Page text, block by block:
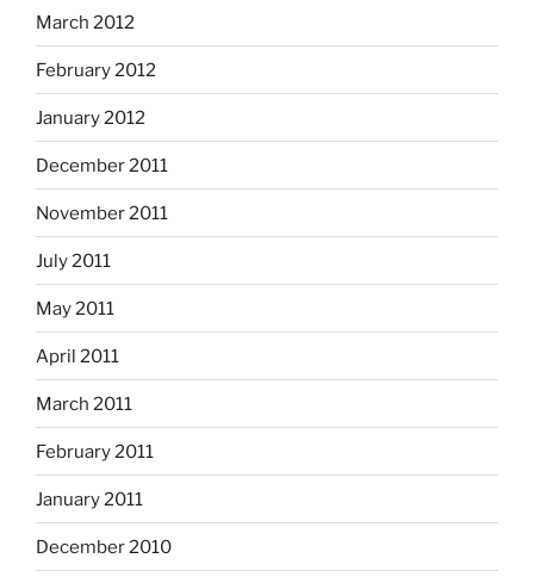
March 2012
February 2012
January 2012
December 2011
November 2011
July 2011
May 2011
April 2011
March 2011
February 2011
January 2011
December 2010